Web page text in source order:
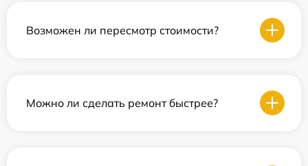
Возможен ли пересмотр стоимости?
Можно ли сделать ремонт быстрее?